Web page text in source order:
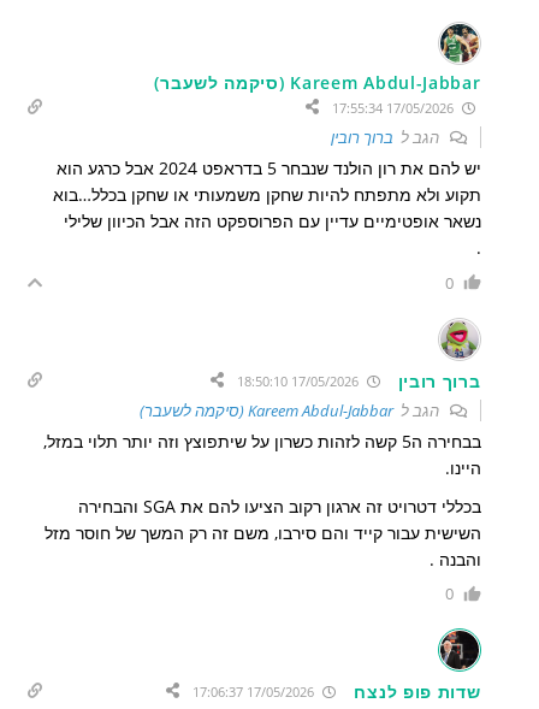
Kareem Abdul-Jabbar (סיקמה לשעבר)
17/05/2026 17:55:34
הגב ל ברוך רובין
יש להם את רון הולנד שנבחר 5 בדראפט 2024 אבל כרגע הוא
תקוע ולא מתפתח להיות שחקן משמעותי או שחקן בכלל…בוא
נשאר אופטימיים עדיין עם הפרוספקט הזה אבל הכיוון שלילי
.
0
ברוך רובין 17/05/2026 18:50:10
הגב לKareem Abdul-Jabbar (סיקמה לשעבר)
בבחירה ה5 קשה לזהות כשרון על שיתפוצץ וזה יותר תלוי במזל,
היינו.
בכללי דטרויט זה ארגון רקוב הציעו להם את SGA והבחירה
השישית עבור קייד והם סירבו, משם זה רק המשך של חוסר מזל
והבנה .
0
שדות פופ לנצח